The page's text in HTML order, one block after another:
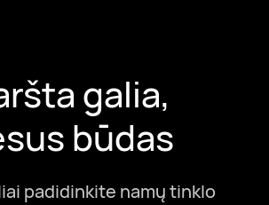
galia,
būdas
padidinkite namų tinklo